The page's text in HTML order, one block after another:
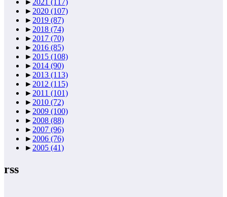
► 2020 (107)
► 2019 (87)
► 2018 (74)
► 2017 (70)
► 2016 (85)
► 2015 (108)
► 2014 (90)
► 2013 (113)
► 2012 (115)
► 2011 (101)
► 2010 (72)
► 2009 (100)
► 2008 (88)
► 2007 (96)
► 2006 (76)
► 2005 (41)
rss